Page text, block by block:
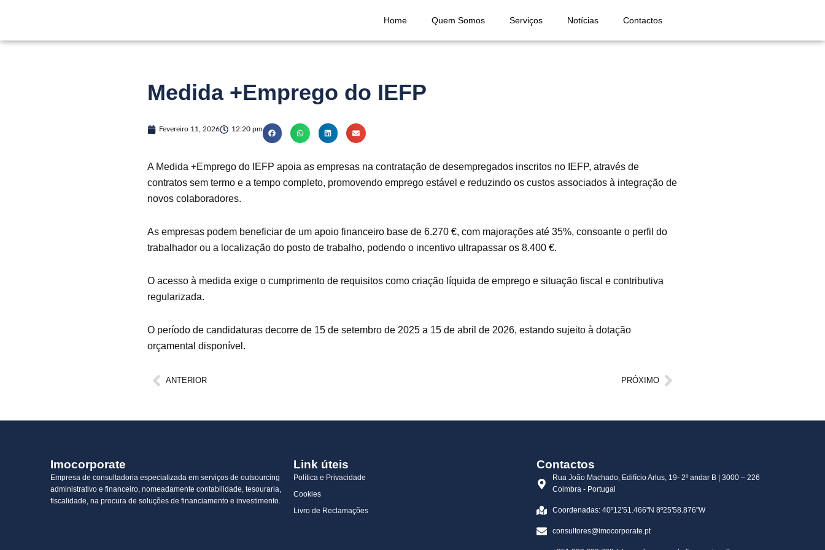
content
Home Quem Somos Serviços Notícias Contactos
Medida +Emprego do IEFP
Fevereiro 11, 2026 12:20 pm
A Medida +Emprego do IEFP apoia as empresas na contratação de desempregados inscritos no IEFP, através de
contratos sem termo e a tempo completo, promovendo emprego estável e reduzindo os custos associados à integração de
novos colaboradores.
As empresas podem beneficiar de um apoio financeiro base de 6.270 €, com majorações até 35%, consoante o perfil do
trabalhador ou a localização do posto de trabalho, podendo o incentivo ultrapassar os 8.400 €.
O acesso à medida exige o cumprimento de requisitos como criação líquida de emprego e situação fiscal e contributiva
regularizada.
O período de candidaturas decorre de 15 de setembro de 2025 a 15 de abril de 2026, estando sujeito à dotação
orçamental disponível.
Prev
ANTERIOR PRÓXIMONext
Imocorporate
Empresa de consultadoria especializada em serviços de outsourcing
administrativo e financeiro, nomeadamente contabilidade, tesouraria,
fiscalidade, na procura de soluções de financiamento e investimento.
Link úteis
Política e Privacidade
Cookies
Livro de Reclamações
Contactos
Rua João Machado, Edifício Arlus, 19- 2º andar B | 3000 – 226
Coimbra - Portugal
Coordenadas: 40º12'51.466"N 8º25'58.876"W
consultores@imocorporate.pt